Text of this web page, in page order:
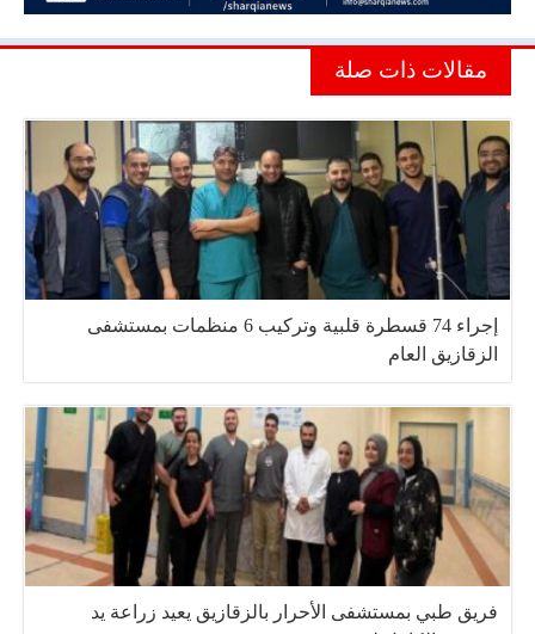
مقالات ذات صلة
إجراء 74 قسطرة قلبية وتركيب 6 منظمات بمستشفى
الزقازيق العام
فريق طبي بمستشفى الأحرار بالزقازيق يعيد زراعة يد